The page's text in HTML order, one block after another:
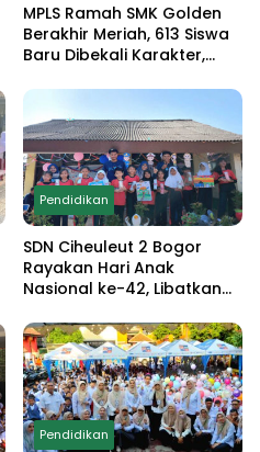
MPLS Ramah SMK Golden
Berakhir Meriah, 613 Siswa
Baru Dibekali Karakter,
hingga Demo
Ekstrakurikuler
Pendidikan
SDN Ciheuleut 2 Bogor
Rayakan Hari Anak
Nasional ke-42, Libatkan
Lomba Edukatif untuk
Cetak Generasi
Berprestasi
Pendidikan